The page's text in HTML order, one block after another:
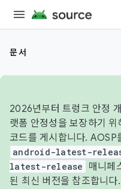
문서
2026년부터 트렁크 안정
랫폼 안정성을 보장하기
코드를 게시합니다. AOSP
android-latest-
latest-release
매니페
된 최신 버전을 참조합니다